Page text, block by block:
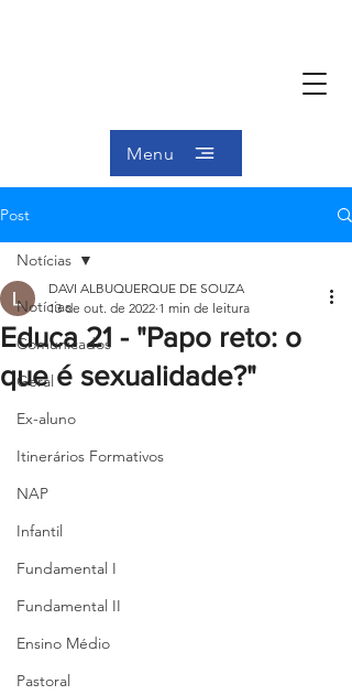
Menu
Post
Notícias
Comunicados
Geral
Ex-aluno
Itinerários Formativos
NAP
Infantil
Fundamental I
Fundamental II
Ensino Médio
Pastoral
Notícias
Educa 21 - "Papo reto: o
que é sexualidade?"
DAVI ALBUQUERQUE DE SOUZA
13 de out. de 2022 1 min de leitura